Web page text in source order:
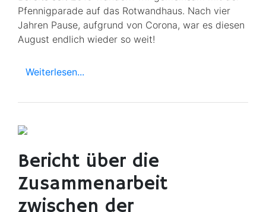
Pfennigparade auf das Rotwandhaus. Nach vier
Jahren Pause, aufgrund von Corona, war es diesen
August endlich wieder so weit!
Weiterlesen...
Bericht über die
Zusammenarbeit
zwischen der